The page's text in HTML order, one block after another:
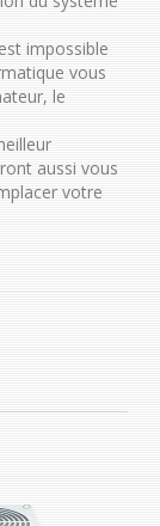
impossible
vous
le
aussi vous
votre